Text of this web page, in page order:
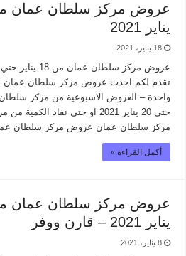
يناير 2021
18 يناير، 2021
تقدم لكم احدث عروض مركز سلطان عمان
حتي 20 يناير 2021 او حتى
مركز سلطان عمان عروض مركز سلطان
أكمل القراءة »
يناير 2021 – قارن ووفر
8 يناير، 2021